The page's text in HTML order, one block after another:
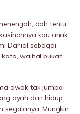
dah tentu
kau anak.
Danial sebagai
walhal bukan
awak tak jumpa
ayah dan hidup
segalanya. Mungkin